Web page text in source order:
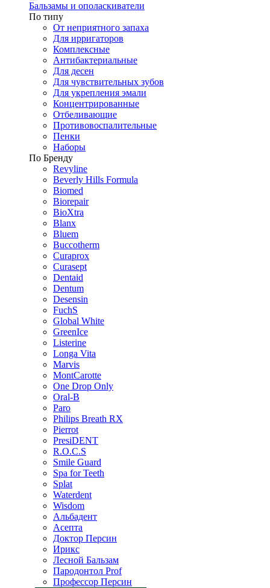
Бальзамы и ополаскиватели
По типу
От неприятного запаха
Для ирригаторов
Комплексные
Антибактериальные
Для десен
Для чувствительных зубов
Для укрепления эмали
Концентрированные
Отбеливающие
Противовоспалительные
Пенки
Наборы
По Бренду
Revyline
Beverly Hills Formula
Biomed
Biorepair
BioXtra
Blanx
Bluem
Buccotherm
Curaprox
Curasept
Dentaid
Dentum
Desensin
FuchS
Global White
GreenIce
Listerine
Longa Vita
Marvis
MontCarotte
One Drop Only
Oral-B
Paro
Philips Breath RX
Pierrot
PresiDENT
R.O.C.S
Smile Guard
Spa for Teeth
Splat
Waterdent
Wisdom
Альбадент
Асепта
Доктор Персин
Ирикс
Лесной Бальзам
Пародонтол Prof
Профессор Персин